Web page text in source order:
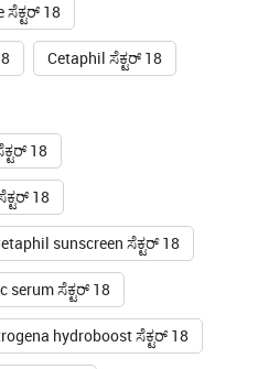
ಸೆಕ್ಟರ್ 18
Cetaphil ಸೆಕ್ಟರ್ 18
18
18
sunscreen ಸೆಕ್ಟರ್ 18
serum ಸೆಕ್ಟರ್ 18
hydroboost ಸೆಕ್ಟರ್ 18